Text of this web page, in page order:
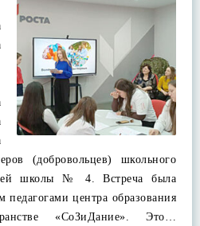
(добровольцев) школьного
школы № 4. Встреча была
педагогами центра образования
«СоЗиДание». Это…